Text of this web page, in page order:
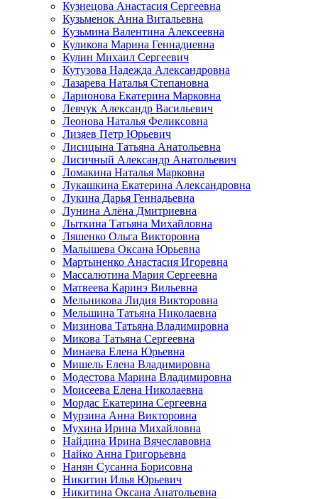
Кузнецова Анастасия Сергеевна
Кузьменок Анна Витальевна
Кузьмина Валентина Алексеевна
Куликова Марина Геннадиевна
Кулин Михаил Сергеевич
Кутузова Надежда Александровна
Лазарева Наталья Степановна
Ларионова Екатерина Марковна
Левчук Александр Васильевич
Леонова Наталья Феликсовна
Лизяев Петр Юрьевич
Лисицына Татьяна Анатольевна
Лисичный Александр Анатольевич
Ломакина Наталья Марковна
Лукашкина Екатерина Александровна
Лукина Дарья Геннадьевна
Лунина Алёна Дмитриевна
Лыткина Татьяна Михайловна
Ляшенко Ольга Викторовна
Малышева Оксана Юрьевна
Мартыненко Анастасия Игоревна
Массалютина Мария Сергеевна
Матвеева Каринэ Вильевна
Мельникова Лидия Викторовна
Мельшина Татьяна Николаевна
Мизинова Татьяна Владимировна
Микова Татьяна Сергеевна
Минаева Елена Юрьевна
Мишель Елена Владимировна
Модестова Марина Владимировна
Моисеева Елена Николаевна
Мордас Екатерина Сергеевна
Мурзина Анна Викторовна
Мухина Ирина Михайловна
Найдина Ирина Вячеславовна
Найко Анна Григорьевна
Нанян Сусанна Борисовна
Никитин Илья Юрьевич
Никитина Оксана Анатольевна